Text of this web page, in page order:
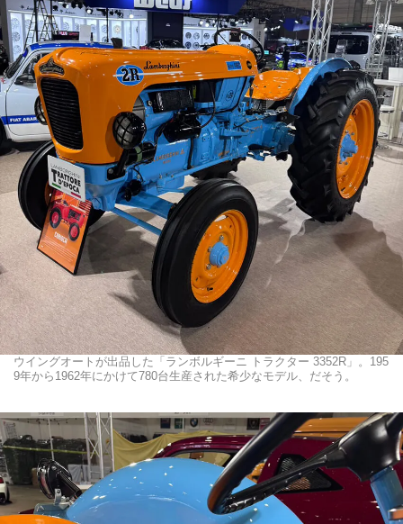
ウイングオートが出品した「ランボルギーニ トラクター 3352R」。195
9年から1962年にかけて780台生産された希少なモデル、だそう。